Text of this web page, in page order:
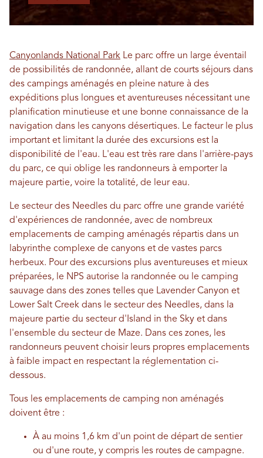
Canyonlands National Park Le parc offre un large éventail
de possibilités de randonnée, allant de courts séjours dans
des campings aménagés en pleine nature à des
expéditions plus longues et aventureuses nécessitant une
planification minutieuse et une bonne connaissance de la
navigation dans les canyons désertiques. Le facteur le plus
important et limitant la durée des excursions est la
disponibilité de l'eau. L'eau est très rare dans l'arrière-pays
du parc, ce qui oblige les randonneurs à emporter la
majeure partie, voire la totalité, de leur eau.
Le secteur des Needles du parc offre une grande variété
d'expériences de randonnée, avec de nombreux
emplacements de camping aménagés répartis dans un
labyrinthe complexe de canyons et de vastes parcs
herbeux. Pour des excursions plus aventureuses et mieux
préparées, le NPS autorise la randonnée ou le camping
sauvage dans des zones telles que Lavender Canyon et
Lower Salt Creek dans le secteur des Needles, dans la
majeure partie du secteur d'Island in the Sky et dans
l'ensemble du secteur de Maze. Dans ces zones, les
randonneurs peuvent choisir leurs propres emplacements
à faible impact en respectant la réglementation ci-
dessous.
Tous les emplacements de camping non aménagés
doivent être :
À au moins 1,6 km d'un point de départ de sentier
ou d'une route, y compris les routes de campagne.